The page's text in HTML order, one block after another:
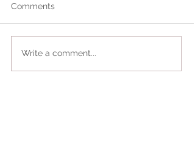
Comments
Write a comment...